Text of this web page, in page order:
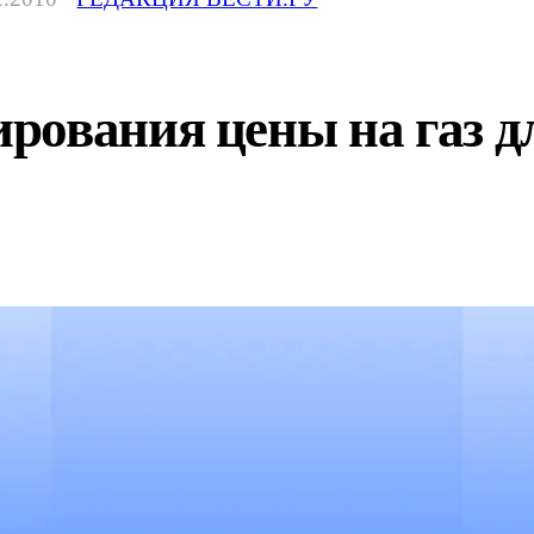
цены на газ